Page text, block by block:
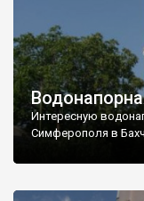
Интересную
Симферополя в